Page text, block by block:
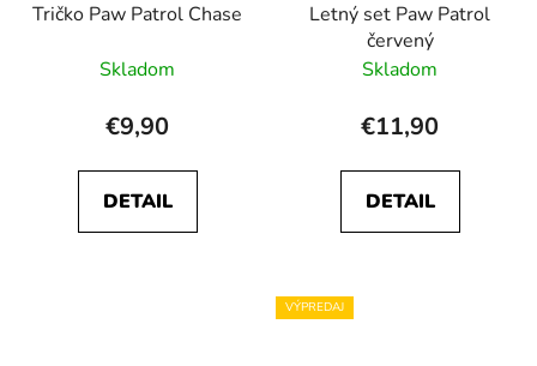
Tričko Paw Patrol Chase
Skladom
€9,90
DETAIL
Letný set Paw Patrol
červený
Skladom
€11,90
DETAIL
VÝPREDAJ